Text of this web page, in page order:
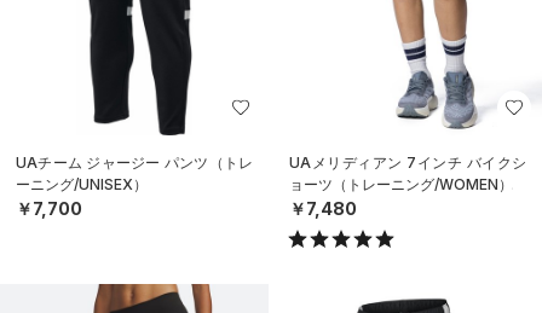
UAチーム ジャージー パンツ（トレ
ーニング/UNISEX）
￥7,700
UAメリディアン 7インチ バイクシ
ョーツ（トレーニング/WOMEN）
￥7,480